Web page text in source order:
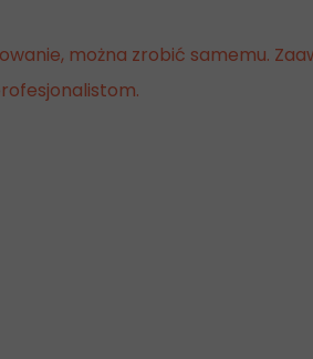
można zrobić samemu.